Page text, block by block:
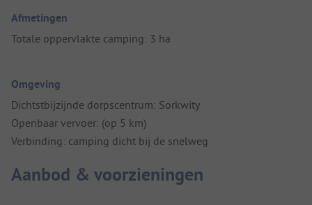
Afmetingen
Totale oppervlakte camping: 3 ha
Omgeving
Dichtstbijzijnde dorpscentrum: Sorkwity
Openbaar vervoer: (op 5 km)
Verbinding: camping dicht bij de snelweg
Aanbod & voorzieningen